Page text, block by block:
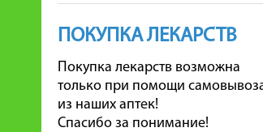
ПОКУПКА ЛЕКАРСТВ
Покупка лекарств возможна
только при помощи
из наших аптек!
Спасибо за понимание!